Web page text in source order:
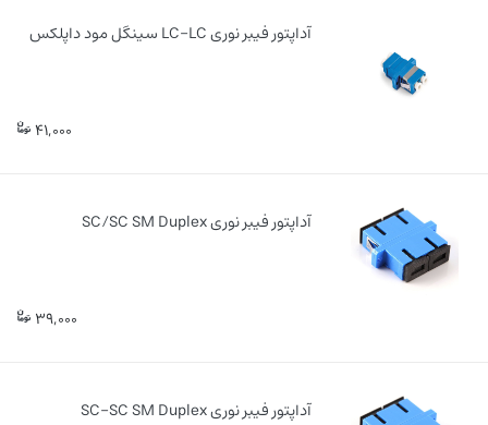
آداپتور فیبر نوری LC-LC سینگل مود داپلکس
41,000
آداپتور فیبر نوری SC/SC SM Duplex
39,000
آداپتور فیبر نوری SC-SC SM Duplex